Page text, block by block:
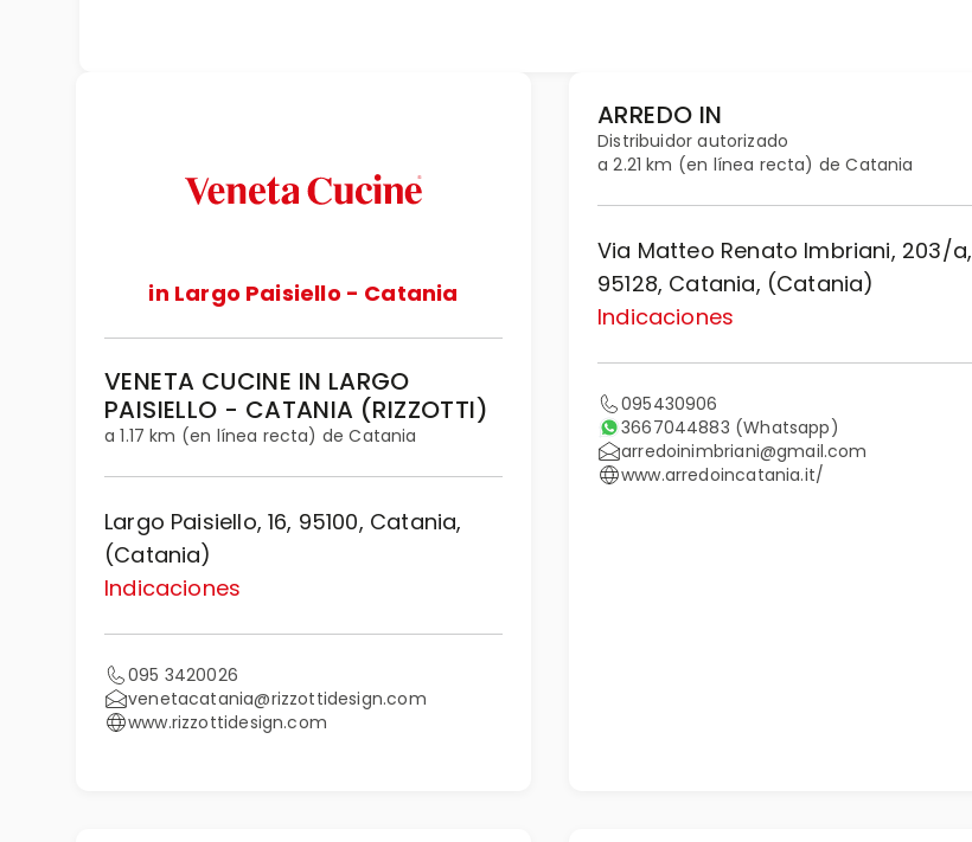
in Largo Paisiello - Catania
VENETA CUCINE IN LARGO
PAISIELLO - CATANIA (RIZZOTTI)
a 1.17 km (en línea recta) de Catania
Largo Paisiello, 16, 95100, Catania,
(Catania)
Indicaciones
095 3420026
venetacatania@rizzottidesign.com
www.rizzottidesign.com
ARREDO IN
Distribuidor autorizado
a 2.21 km (en línea recta) de Catania
Via Matteo Renato Imbriani, 203/a,
95128, Catania, (Catania)
Indicaciones
095430906
3667044883 (Whatsapp)
arredoinimbriani@gmail.com
www.arredoincatania.it/